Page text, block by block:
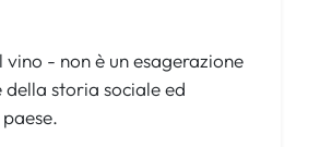
vino - non è un esagerazione
storia sociale ed